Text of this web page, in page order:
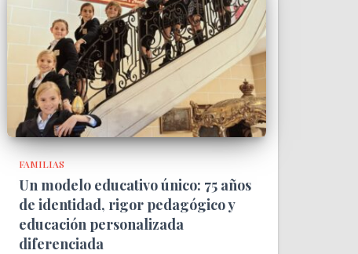
FAMILIAS
Un modelo educativo único: 75 años
de identidad, rigor pedagógico y
educación personalizada
diferenciada